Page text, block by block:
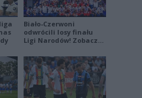
Biało-Czerwoni
odwrócili losy finału
Ligi Narodów! Zobacz